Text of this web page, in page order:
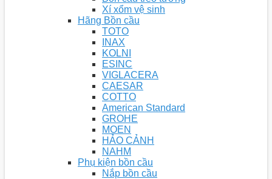
Xí xổm vệ sinh
Hãng Bồn cầu
TOTO
INAX
KOLNI
ESINC
VIGLACERA
CAESAR
COTTO
American Standard
GROHE
MOEN
HẢO CẢNH
NAHM
Phụ kiện bồn cầu
Nắp bồn cầu